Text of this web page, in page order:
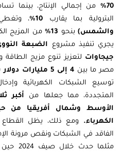
70%
من إجمالي الإنتاج، بينما
البترولية بما يقارب
10% ،
والشمس)بنحو13%
يجري تنفيذ مشروعالضبعة النووي
جيجاواتلتعزيز تنوع مزيج الطاقة
مصر ما بين4 إلى 5 مليارات دولار سنويًا
توسيع الشبكات الكهربائية
المتجددة، مما جعلها منأكبر
الأوسط وشمال أفريقيا من
الكهرباء.ومع ذلك، يظل القطاع
الفاقد في الشبكات ونقص مرونة
مثلما حدث